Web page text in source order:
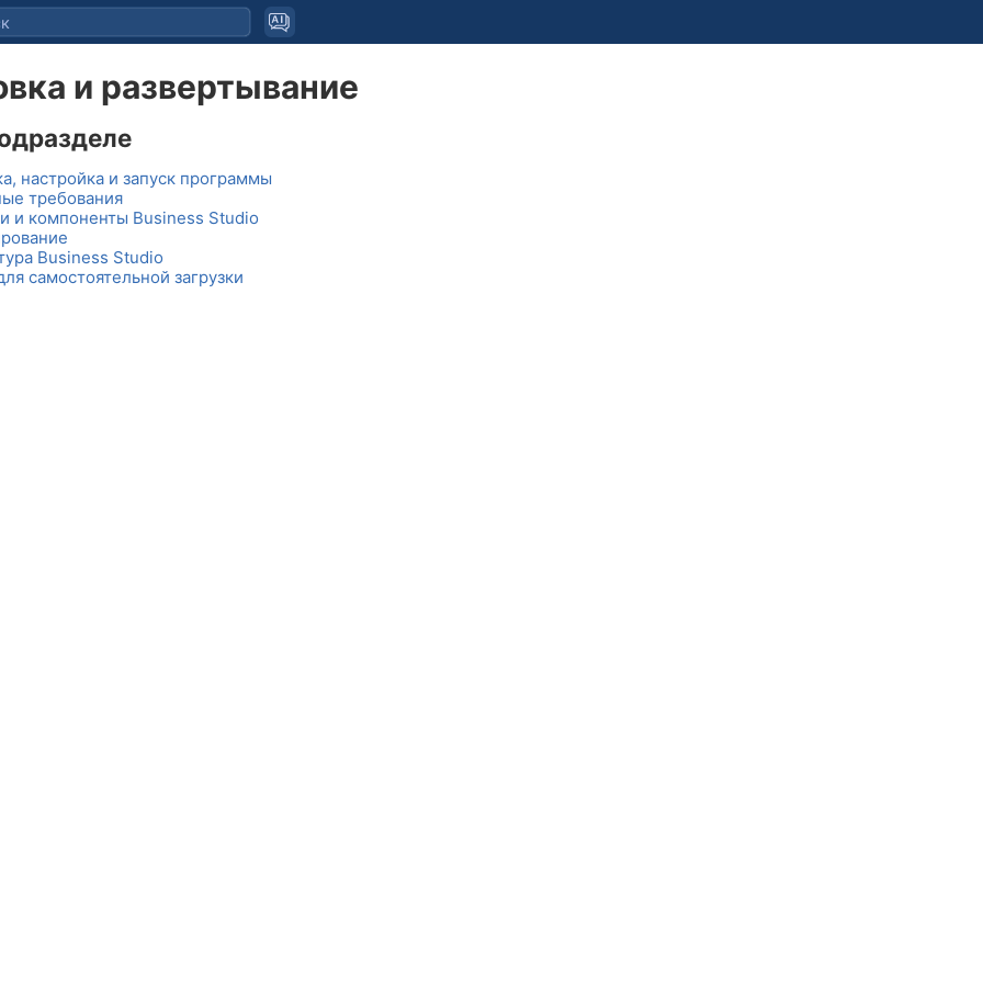
и развертывание
настройка и запуск программы
требования
и компоненты Business Studio
Business Studio
самостоятельной загрузки